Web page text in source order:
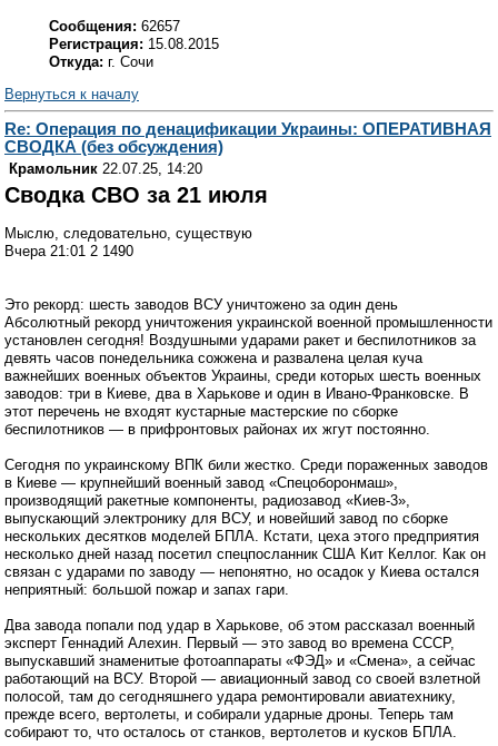
Сообщения: 62657
Регистрация: 15.08.2015
Откуда: г. Сочи
Вернуться к началу
Re: Операция по денацификации Украины: ОПЕРАТИВНАЯ
СВОДКА (без обсуждения)
Крамольник 22.07.25, 14:20
Сводка СВО за 21 июля
Мыслю, следовательно, существую
Вчера 21:01 2 1490
Это рекорд: шесть заводов ВСУ уничтожено за один день
Абсолютный рекорд уничтожения украинской военной промышленности
установлен сегодня! Воздушными ударами ракет и беспилотников за
девять часов понедельника сожжена и развалена целая куча
важнейших военных объектов Украины, среди которых шесть военных
заводов: три в Киеве, два в Харькове и один в Ивано-Франковске. В
этот перечень не входят кустарные мастерские по сборке
беспилотников — в прифронтовых районах их жгут постоянно.
Сегодня по украинскому ВПК били жестко. Среди пораженных заводов
в Киеве — крупнейший военный завод «Спецоборонмаш»,
производящий ракетные компоненты, радиозавод «Киев-3»,
выпускающий электронику для ВСУ, и новейший завод по сборке
нескольких десятков моделей БПЛА. Кстати, цеха этого предприятия
несколько дней назад посетил спецпосланник США Кит Келлог. Как он
связан с ударами по заводу — непонятно, но осадок у Киева остался
неприятный: большой пожар и запах гари.
Два завода попали под удар в Харькове, об этом рассказал военный
эксперт Геннадий Алехин. Первый — это завод во времена СССР,
выпускавший знаменитые фотоаппараты «ФЭД» и «Смена», а сейчас
работающий на ВСУ. Второй — авиационный завод со своей взлетной
полосой, там до сегодняшнего удара ремонтировали авиатехнику,
прежде всего, вертолеты, и собирали ударные дроны. Теперь там
собирают то, что осталось от станков, вертолетов и кусков БПЛА.